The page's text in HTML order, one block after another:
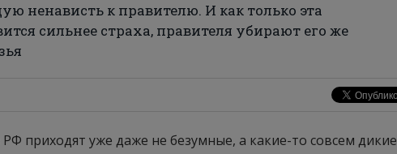
ненависть к правителю. И как только эта
сильнее страха, правителя убирают его же
приходят уже даже не безумные, а какие-то совсем дикие